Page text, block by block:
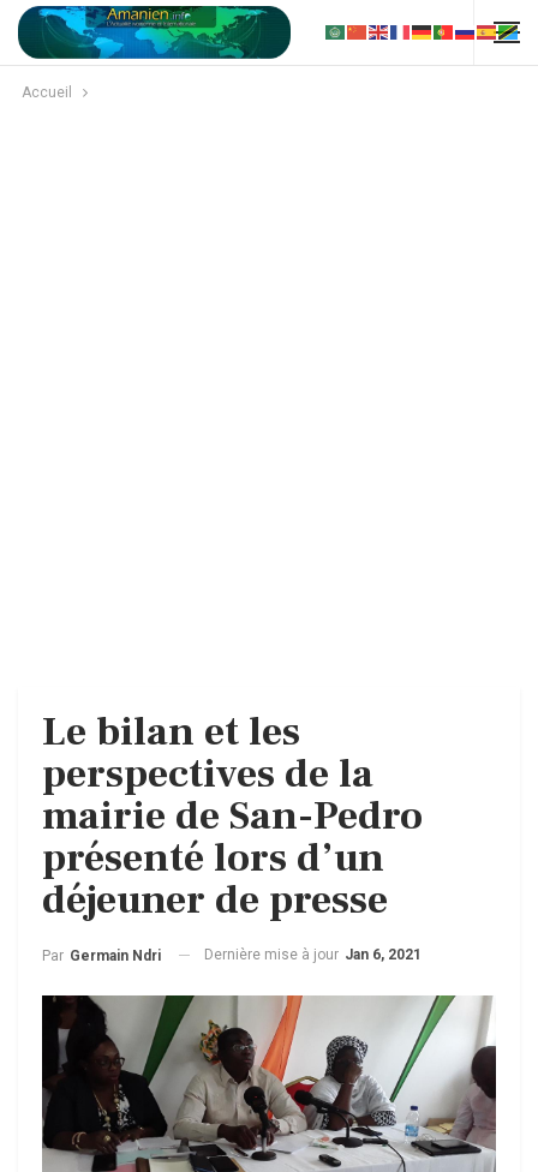
Accueil
Le bilan et les
perspectives de la
mairie de San-Pedro
présenté lors d’un
déjeuner de presse
Par Germain Ndri Dernière mise à jour Jan 6, 2021